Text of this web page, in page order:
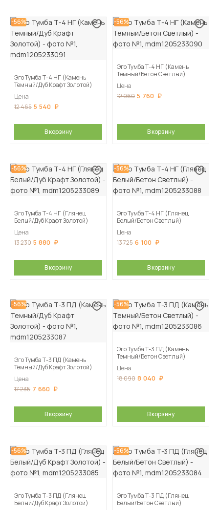
-56%
Эго Тумба Т-4 НГ (Камень
Темный/Дуб Крафт Золотой)
Цена
12 465 5 540
В корзину
-56%
Эго Тумба Т-4 НГ (Камень
Темный/Бетон Светлый)
Цена
12 960 5 760
В корзину
-56%
Эго Тумба Т-4 НГ (Глянец
Белый/Дуб Крафт Золотой)
Цена
13 230 5 880
В корзину
-56%
Эго Тумба Т-4 НГ (Глянец
Белый/Бетон Светлый)
Цена
13 725 6 100
В корзину
-56%
Эго Тумба Т-3 ПД (Камень
Темный/Дуб Крафт Золотой)
Цена
17 235 7 660
В корзину
-56%
Эго Тумба Т-3 ПД (Камень
Темный/Бетон Светлый)
Цена
18 090 8 040
В корзину
-56%
Эго Тумба Т-3 ПД (Глянец
Белый/Дуб Крафт Золотой)
-56%
Эго Тумба Т-3 ПД (Глянец
Белый/Бетон Светлый)